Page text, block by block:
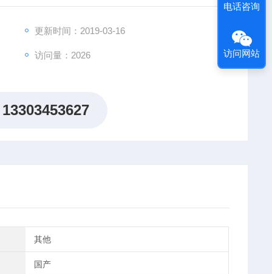
更新时间：2019-03-16
访问量：2026
13303453627
其他
国产
电话咨询
访问网站